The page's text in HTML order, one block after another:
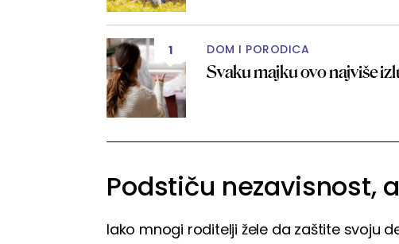
1 DOM I PORODICA
Svaku majku ovo najviše
Podstiču nezavisnost,
Iako mnogi roditelji žele da zaštite svoju